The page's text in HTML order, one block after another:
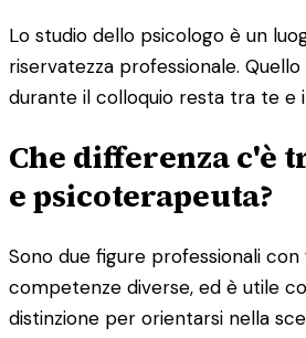
Lo studio dello psicologo è un
riservatezza professionale.
durante il colloquio resta tra te e
Che differenza c'è
e psicoterapeuta?
Sono due figure professionali
competenze diverse, ed è utile
distinzione per orientarsi nella